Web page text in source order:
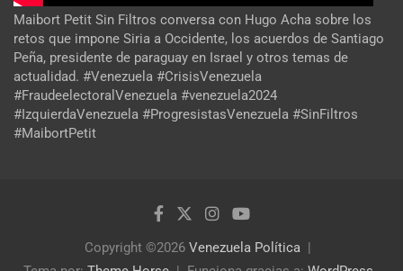
Maibort Petit Sin Filtros conversa con Hugo Acha sobre los
retos que impone Siria a Occidente, los acuerdos de Santiago
Peña, presidente de paraguay en Israel y otros temas de
actualidad. #Venezuela #CrisisVenezuela
#FraudeelectoralVenezuela #venezuela2024
#IzquierdaVenezuela #ProgresistasVenezuela #SinFiltros
#MaibortPetit
Copyright ©2026 Venezuela Política